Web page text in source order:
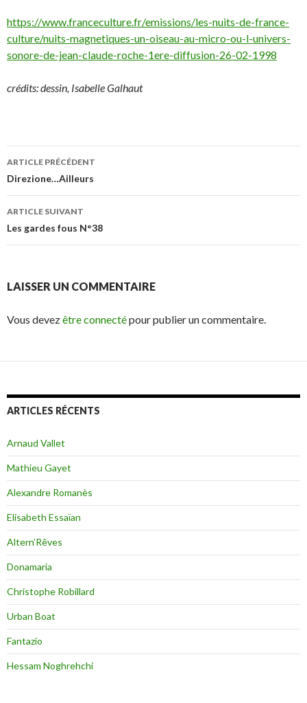
https://www.franceculture.fr/emissions/les-nuits-de-france-
culture/nuits-magnetiques-un-oiseau-au-micro-ou-l-univers-
sonore-de-jean-claude-roche-1ere-diffusion-26-02-1998
crédits: dessin, Isabelle Galhaut
Navigation
des
articles
ARTICLE PRÉCÉDENT
Direzione…Ailleurs
ARTICLE SUIVANT
Les gardes fous N°38
LAISSER UN COMMENTAIRE
Vous devezêtre connectépour publier un commentaire.
ARTICLES RÉCENTS
Arnaud Vallet
Mathieu Gayet
Alexandre Romanès
Elisabeth Essaïan
Altern’Rêves
Donamaria
Christophe Robillard
Urban Boat
Fantazio
Hessam Noghrehchi